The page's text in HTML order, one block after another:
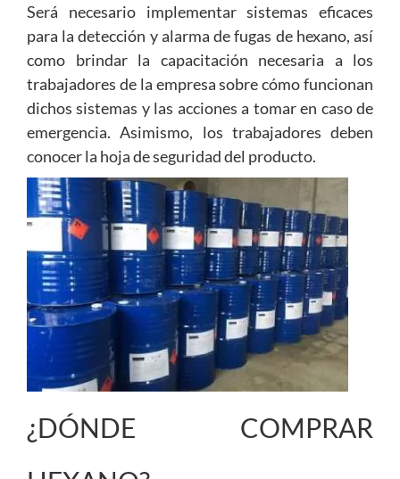
Será necesario implementar sistemas eficaces
para la detección y alarma de fugas de hexano, así
como brindar la capacitación necesaria a los
trabajadores de la empresa sobre cómo funcionan
dichos sistemas y las acciones a tomar en caso de
emergencia. Asimismo, los trabajadores deben
conocer la hoja de seguridad del producto.
¿DÓNDE COMPRAR